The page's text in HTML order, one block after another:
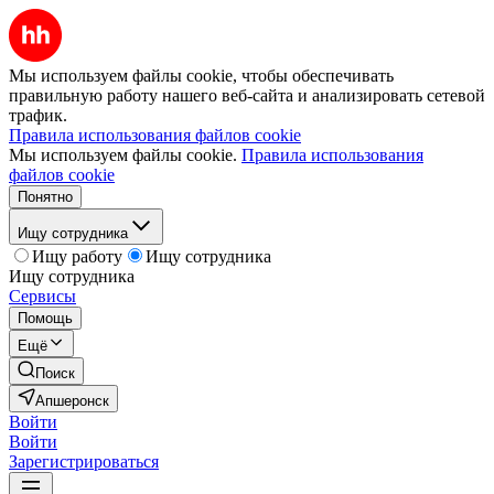
Мы используем файлы cookie, чтобы обеспечивать
правильную работу нашего веб-сайта и анализировать сетевой
трафик.
Правила использования файлов cookie
Мы используем файлы cookie. Правила использования
файлов cookie
Понятно
Ищу сотрудника
Ищу работу
Ищу сотрудника
Ищу сотрудника
Сервисы
Помощь
Ещё
Поиск
Апшеронск
Войти
Войти
Зарегистрироваться